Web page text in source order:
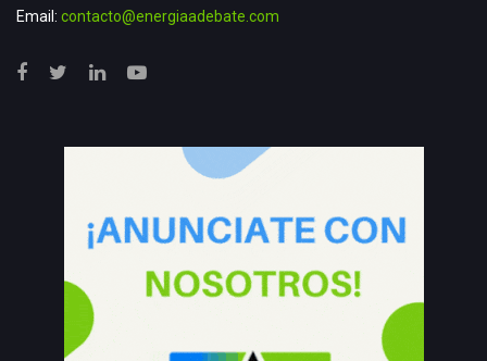
Email: contacto@energiaadebate.com